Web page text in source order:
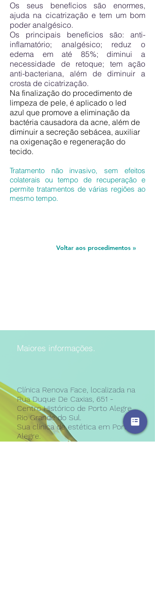
Os seus benefícios são enormes,
ajuda na cicatrização e tem um bom
poder analgésico.
Os principais benefícios são: anti-
inflamatório; analgésico; reduz o
edema em até 85%; diminui a
necessidade de retoque; tem ação
anti-bacteriana, além de diminuir a
crosta de cicatrização.
Na finalização do procedimento de
limpeza de pele, é aplicado o led
azul que promove a eliminação da
bactéria causadora da acne, além de
diminuir a secreção sebácea, auxiliar
na oxigenação e regeneração do
tecido.
Voltar aos procedimentos »
Tratamento não invasivo, sem efeitos
colaterais ou tempo de recuperação e
permite tratamentos de várias regiões ao
mesmo tempo.
Maiores informações.
Clínica Renova Face, localizada na
Rua Duque De Caxias, 651 -
Centro Histórico de Porto Alegre,
Rio Grande do Sul.
Sua clínica de estética em Porto
Alegre.